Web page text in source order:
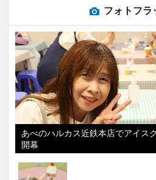
フォトフラ
あべのハルカス近鉄本店でアイス
開幕